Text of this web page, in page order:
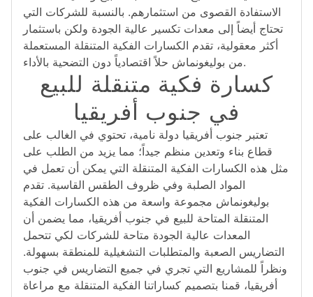
الاستفادة القصوى من استثمارهم. بالنسبة للشركات التي
تحتاج أيضاً إلى معدات تكسير عالية الجودة ولكن باستثمار
أكثر معقولية، تقدم الكسارات الفكية المتنقلة المستعملة
من بوليغونماش حلاً اقتصادياً دون التضحية بالأداء.
كسارة فكية متنقلة للبيع
في جنوب أفريقيا
تعتبر جنوب أفريقيا دولة نامية، تحتوي في الغالب على
قطاع بناء وتعدين منظم جيداً؛ مما يزيد من الطلب على
مثل هذه الكسارات الفكية المتنقلة التي يمكن أن تعمل في
المواد الصلبة وفي ظروف الطقس القاسية. تقدم
بوليغونماش مجموعة واسعة من هذه الكسارات الفكية
المتنقلة المتاحة للبيع في جنوب أفريقيا، مما يضمن أن
المعدات عالية الجودة متاحة للشركات لكي تتحمل
التضاريس الصعبة والمتطلبات التشغيلية للمنطقة بسهولة.
ونظراً للمشاريع التي تجري في جميع التضاريس في جنوب
أفريقيا، قمنا بتصميم كساراتنا الفكية المتنقلة مع مراعاة